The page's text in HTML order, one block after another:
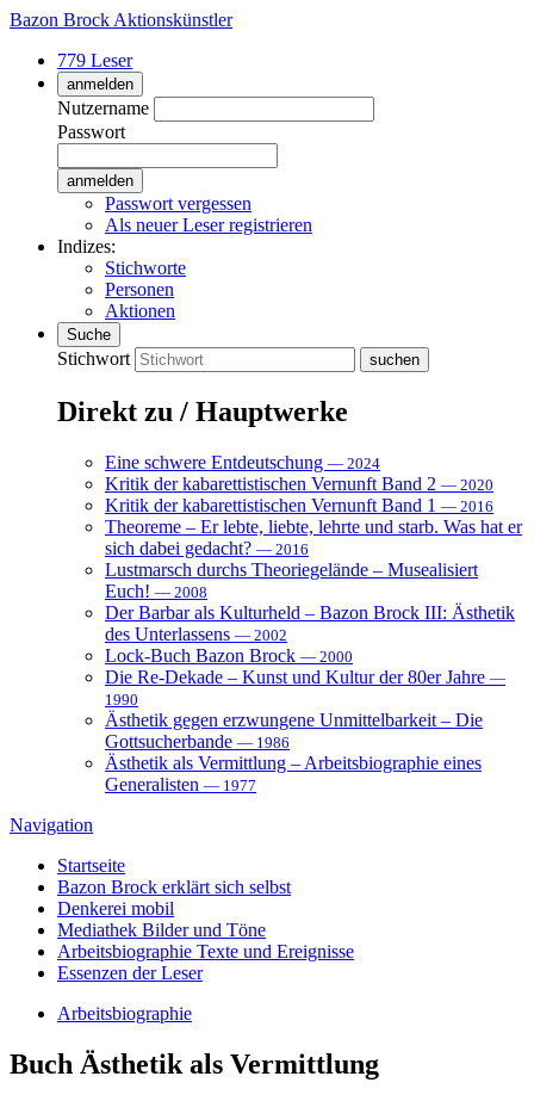
Bazon Brock Aktionskünstler
779 Leser
anmelden
Nutzername
Passwort
Passwort vergessen
Als neuer Leser registrieren
Indizes:
Stichworte
Personen
Aktionen
Suche
Stichwort
Direkt zu / Hauptwerke
Eine schwere Entdeutschung — 2024
Kritik der kabarettistischen Vernunft Band 2 — 2020
Kritik der kabarettistischen Vernunft Band 1 — 2016
Theoreme – Er lebte, liebte, lehrte und starb. Was hat er
sich dabei gedacht? — 2016
Lustmarsch durchs Theoriegelände – Musealisiert
Euch! — 2008
Der Barbar als Kulturheld – Bazon Brock III: Ästhetik
des Unterlassens — 2002
Lock-Buch Bazon Brock — 2000
Die Re-Dekade – Kunst und Kultur der 80er Jahre —
1990
Ästhetik gegen erzwungene Unmittelbarkeit – Die
Gottsucherbande — 1986
Ästhetik als Vermittlung – Arbeitsbiographie eines
Generalisten — 1977
Navigation
Startseite
Bazon Brock erklärt sich selbst
Denkerei mobil
Mediathek Bilder und Töne
Arbeitsbiographie Texte und Ereignisse
Essenzen der Leser
Arbeitsbiographie
Buch Ästhetik als Vermittlung